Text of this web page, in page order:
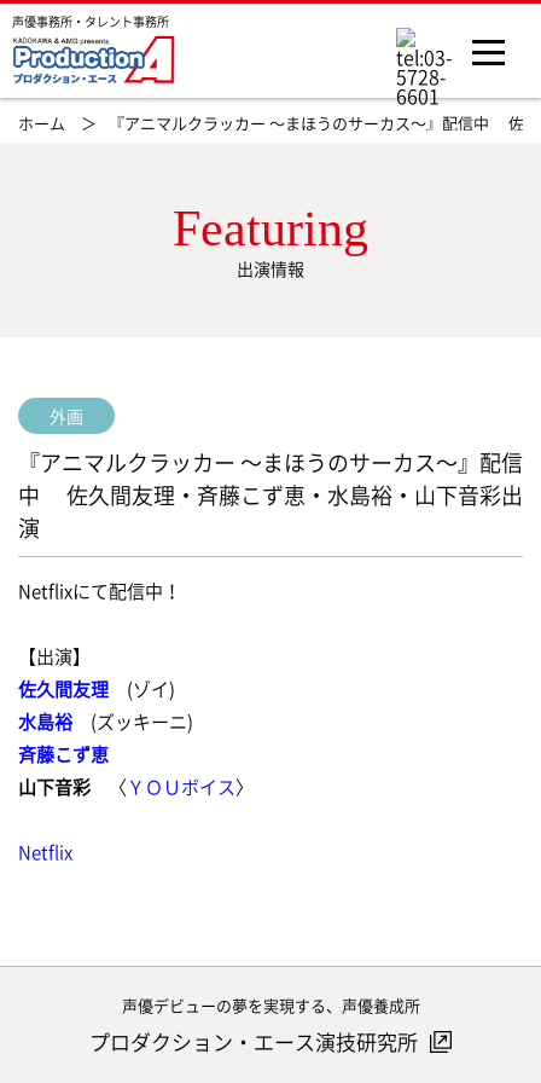
声優事務所・タレント事務所
ホーム ＞ 『アニマルクラッカー 〜まほうのサーカス〜』配信中 佐
Featuring
出演情報
外画
『アニマルクラッカー 〜まほうのサーカス〜』配信
中 佐久間友理・斉藤こず恵・水島裕・山下音彩出
演
Netflixにて配信中！
【出演】
佐久間友理 (ゾイ)
水島裕(ズッキーニ)
斉藤こず恵
山下音彩 〈ＹＯＵボイス〉
Netflix
声優デビューの夢を実現する、声優養成所
プロダクション・エース演技研究所